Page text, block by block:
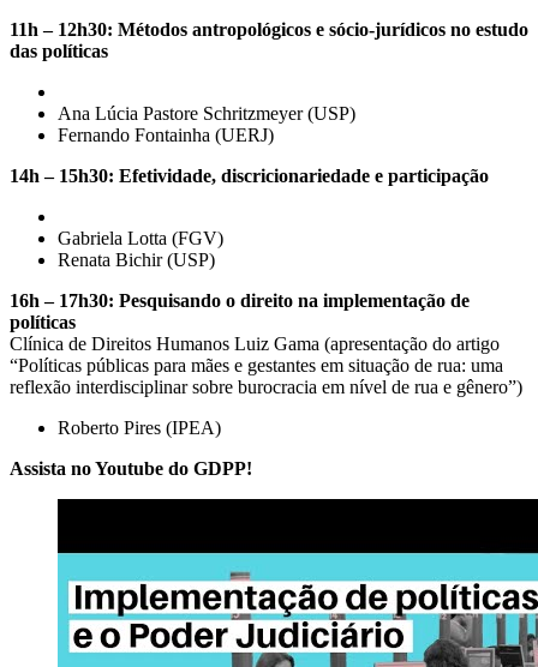
11h – 12h30: Métodos antropológicos e sócio-jurídicos no estudo
das políticas
Ana Lúcia Pastore Schritzmeyer (USP)
Fernando Fontainha (UERJ)
14h – 15h30: Efetividade, discricionariedade e participação
Gabriela Lotta (FGV)
Renata Bichir (USP)
16h – 17h30: Pesquisando o direito na implementação de
políticas
Clínica de Direitos Humanos Luiz Gama (apresentação do artigo
“Políticas públicas para mães e gestantes em situação de rua: uma
reflexão interdisciplinar sobre burocracia em nível de rua e gênero”)
Roberto Pires (IPEA)
Assista no Youtube do GDPP!